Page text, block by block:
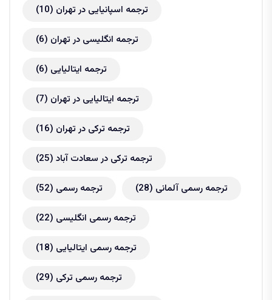
ترجمه اسپانیایی در تهران (10)
ترجمه انگلیسی در تهران (6)
ترجمه ایتالیایی (6)
ترجمه ایتالیایی در تهران (7)
ترجمه ترکی در تهران (16)
ترجمه ترکی در سعادت آباد (25)
ترجمه رسمی (52) ترجمه رسمی آلمانی (28)
ترجمه رسمی انگلیسی (22)
ترجمه رسمی ایتالیایی (18)
ترجمه رسمی ترکی (29)